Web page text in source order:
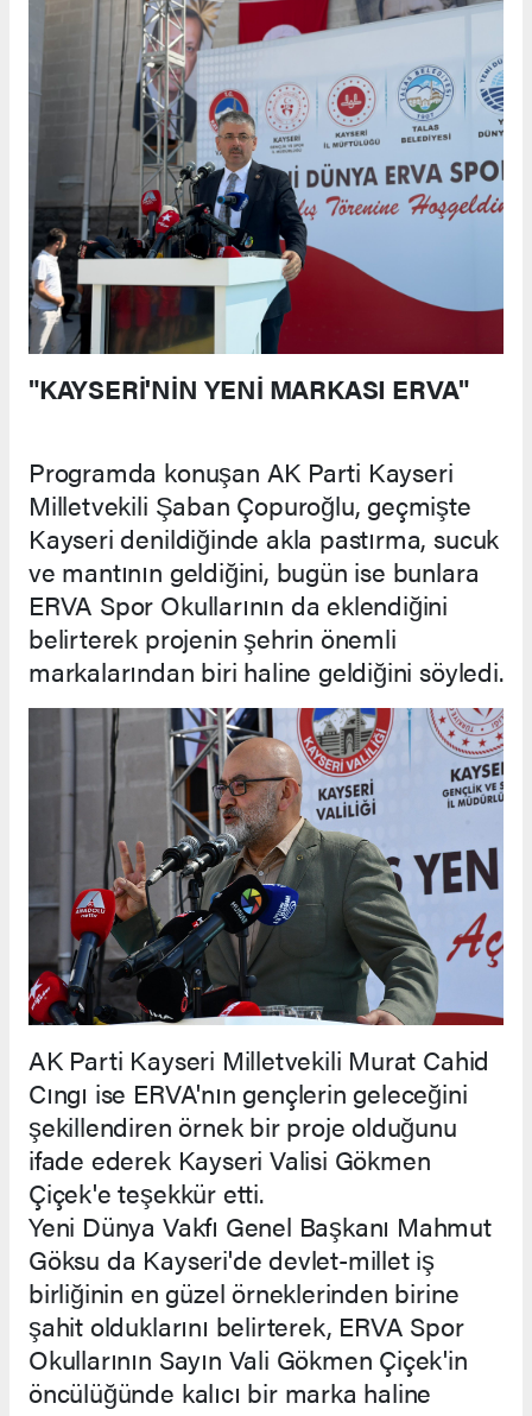
"KAYSERİ'NİN YENİ MARKASI ERVA"
Programda konuşan AK Parti Kayseri
Milletvekili Şaban Çopuroğlu, geçmişte
Kayseri denildiğinde akla pastırma, sucuk
ve mantının geldiğini, bugün ise bunlara
ERVA Spor Okullarının da eklendiğini
belirterek projenin şehrin önemli
markalarından biri haline geldiğini söyledi.
AK Parti Kayseri Milletvekili Murat Cahid
Cıngı ise ERVA'nın gençlerin geleceğini
şekillendiren örnek bir proje olduğunu
ifade ederek Kayseri Valisi Gökmen
Çiçek'e teşekkür etti.
Yeni Dünya Vakfı Genel Başkanı Mahmut
Göksu da Kayseri'de devlet-millet iş
birliğinin en güzel örneklerinden birine
şahit olduklarını belirterek, ERVA Spor
Okullarının Sayın Vali Gökmen Çiçek'in
öncülüğünde kalıcı bir marka haline